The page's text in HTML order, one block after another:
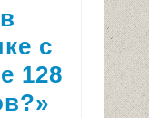
с
128